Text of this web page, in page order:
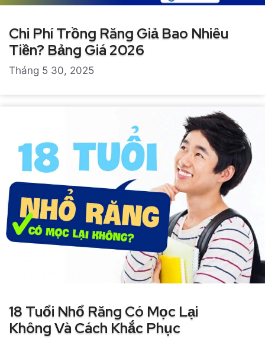
Chi Phí Trồng Răng Giả Bao Nhiêu
Tiền? Bảng Giá 2026
Tháng 5 30, 2025
18 Tuổi Nhổ Răng Có Mọc Lại
Không Và Cách Khắc Phục